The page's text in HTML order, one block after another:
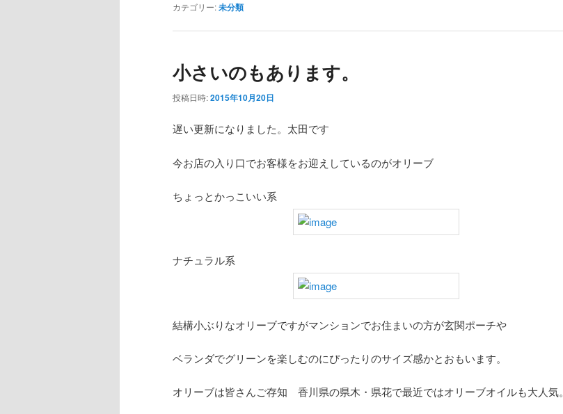
カテゴリー:未分類
小さいのもあります。
投稿日時:2015年10月20日
遅い更新になりました。太田です
今お店の入り口でお客様をお迎えしているのがオリーブ
ちょっとかっこいい系
ナチュラル系
結構小ぶりなオリーブですがマンションでお住まいの方が玄関ポーチや
ベランダでグリーンを楽しむのにぴったりのサイズ感かとおもいます。
オリーブは皆さんご存知 香川県の県木・県花で最近ではオリーブオイルも大人気。